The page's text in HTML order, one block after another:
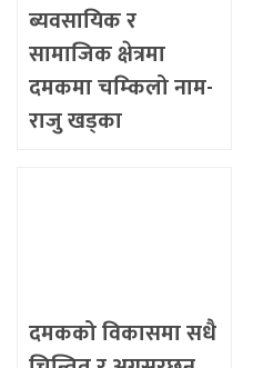
ब्यवसायिक र
सामाजिक क्षेत्रमा
दमकमा चम्किलो नाम-
राजु खड्का
दमकको विकासमा सधै